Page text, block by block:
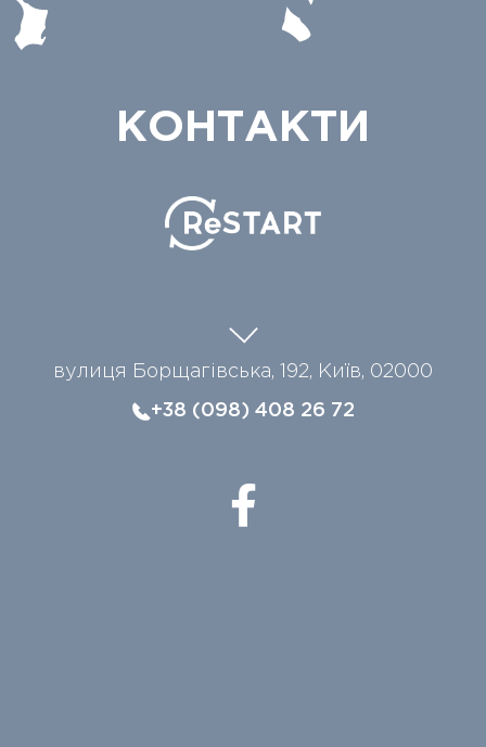
КОНТАКТИ
вулиця Борщагівська, 192, Київ, 02000
+38 (098) 408 26 72